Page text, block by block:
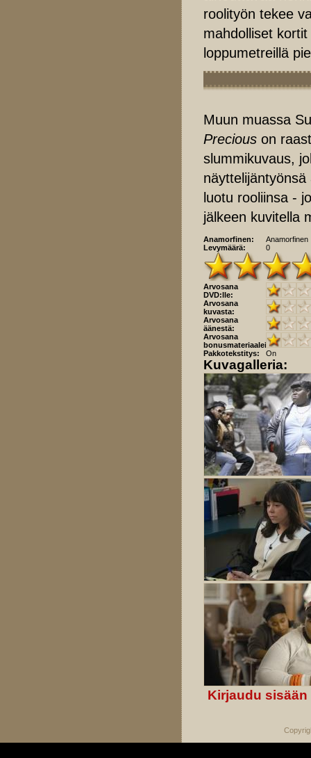
roolityön tekee
mahdolliset
loppumetreillä
Muun muassa
Precious on
slummikuvaus,
luotu rooliinsa -
jälkeen kuvitella
Anamorfinen:
Anamorfinen
Levymäärä:
0
Arvosana
DVD:lle:
Arvosana
kuvasta:
Arvosana
äänestä:
Arvosana
bonusmateriaaleista:
Pakkotekstitys:
On
Kuvagalleria:
Kirjaudu sisään